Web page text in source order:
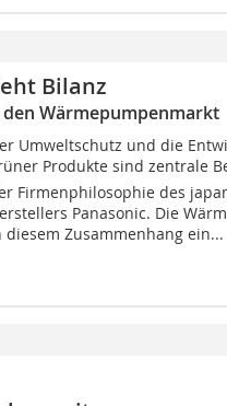
Bilanz
Wärmepumpenmarkt
Umweltschutz und die
Produkte sind zentrale
Firmenphilosophie des
Panasonic. Die
diesem Zusammenhang ein...